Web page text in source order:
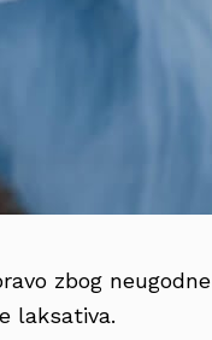
zbog neugodne
laksativa.